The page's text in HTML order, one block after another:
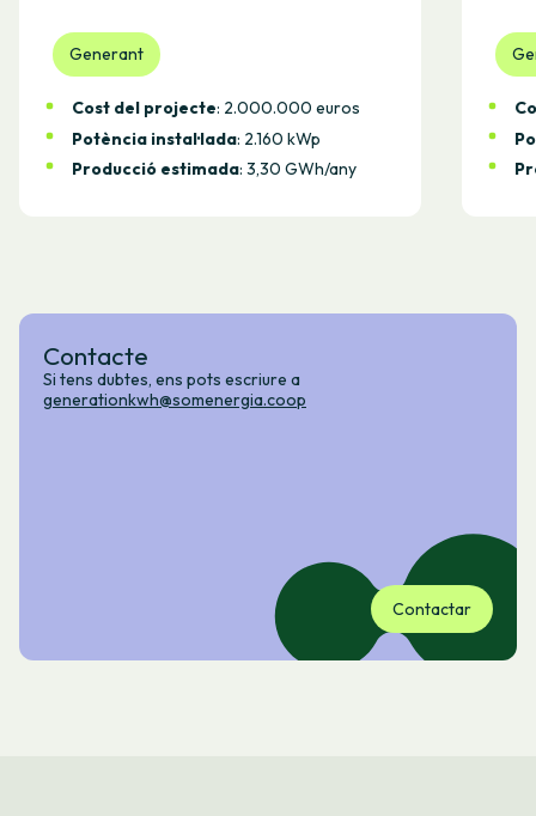
Generant
Cost del projecte: 2.000.000 euros
Potència instal·lada: 2.160 kWp
Producció estimada: 3,30 GWh/any
Contacte
Si tens dubtes, ens pots escriure a
generationkwh@somenergia.coop
Contactar